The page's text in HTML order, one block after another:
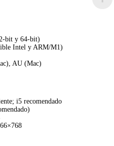
y 64‑bit)
Intel y ARM/M1)
AU (Mac)
i5 recomendado